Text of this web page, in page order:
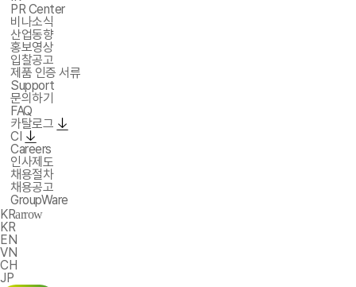
PR Center
비나소식
산업동향
홍보영상
입찰공고
제품 인증 서류
Support
문의하기
FAQ
카탈로그
CI
Careers
인사제도
채용절차
채용공고
GroupWare
KRarrow
KR
EN
VN
CH
JP